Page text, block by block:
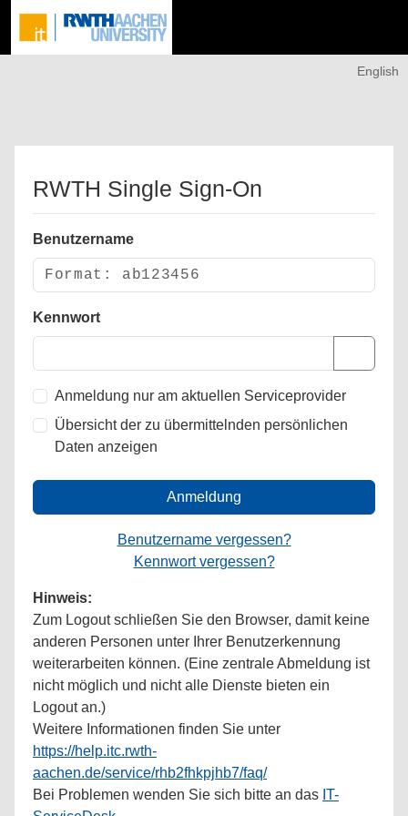
English
RWTH Single Sign-On
Benutzername
Kennwort
Anmeldung nur am aktuellen Serviceprovider
Übersicht der zu übermittelnden persönlichen
Daten anzeigen
Anmeldung
Benutzername vergessen?
Kennwort vergessen?
Hinweis:
Zum Logout schließen Sie den Browser, damit keine
anderen Personen unter Ihrer Benutzerkennung
weiterarbeiten können. (Eine zentrale Abmeldung ist
nicht möglich und nicht alle Dienste bieten ein
Logout an.)
Weitere Informationen finden Sie unter
https://help.itc.rwth-
aachen.de/service/rhb2fhkpjhb7/faq/
Bei Problemen wenden Sie sich bitte an das IT-